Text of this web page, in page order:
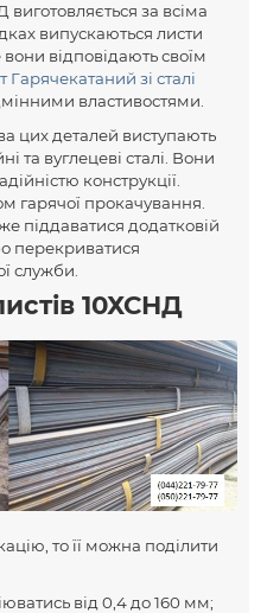
за всіма
випускаються листи
вони відповідають своїм
Гарячекатаний зі сталі
властивостями.
цих деталей виступають
та вуглецеві сталі. Вони
конструкції.
гарячої прокачування.
піддаватися додатковій
перекриватися
служби.
10ХСНД
то її можна поділити
від 0,4 до 160 мм;